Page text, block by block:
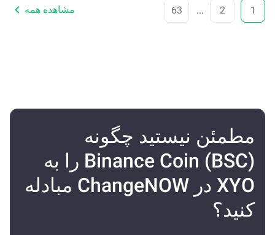
1
2
...
63 مشاهده همه
مطمئن نیستید چگونه
Binance Coin (BSC) را به
XYO در ChangeNOW مبادله
کنید؟